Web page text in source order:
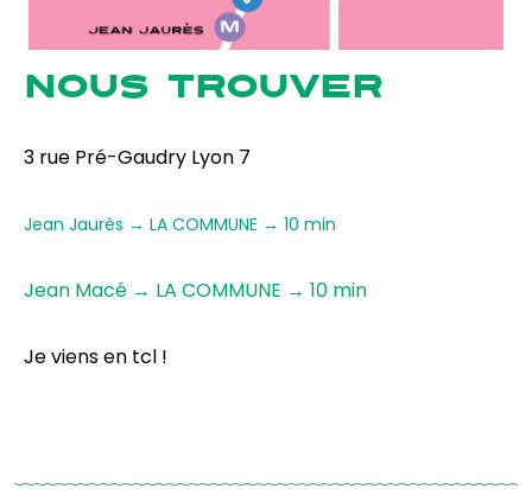
NOUS TROUVER
3 rue Pré-Gaudry Lyon 7
Jean Jaurès → LA COMMUNE → 10 min
Jean Macé → LA COMMUNE → 10 min
Je viens en tcl !